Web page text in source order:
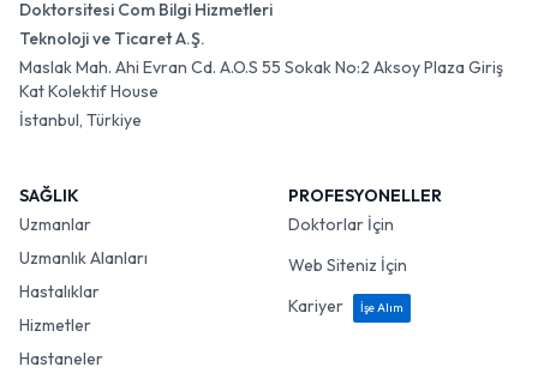
Doktorsitesi Com Bilgi Hizmetleri
Teknoloji ve Ticaret A.Ş.
Maslak Mah. Ahi Evran Cd. A.O.S 55 Sokak No:2 Aksoy Plaza Giriş
Kat Kolektif House
İstanbul, Türkiye
SAĞLIK
Uzmanlar
Uzmanlık Alanları
Hastalıklar
Hizmetler
Hastaneler
PROFESYONELLER
Doktorlar İçin
Web Siteniz İçin
Kariyer
İşe Alım